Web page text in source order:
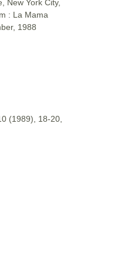
New York City,
: La Mama
1988
(1989), 18-20,